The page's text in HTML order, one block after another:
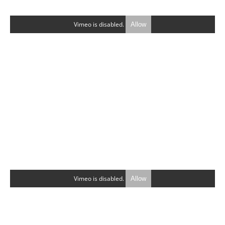
Vimeo is disabled. Allow
Vimeo is disabled. Allow